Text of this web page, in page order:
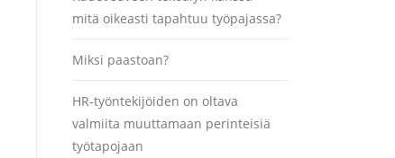
mitä oikeasti tapahtuu työpajassa?
Miksi paastoan?
HR-työntekijöiden on oltava
valmiita muuttamaan perinteisiä
työtapojaan